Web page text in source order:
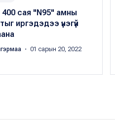
сая "N95" амны
иргэдэдээ үнэгүй
・ 01 сарын 20, 2022